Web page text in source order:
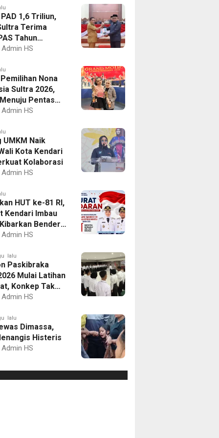
1,6 Triliun,
Terima
Tahun
2027
Admin HS
Nona
Sultra 2026,
Pentas
Admin HS
UMKM Naik
Kota Kendari
Kolaborasi
Admin HS
HUT ke-81 RI,
Kendari Imbau
Bendera
dan Gelar
Admin HS
lalu
Paskibraka
Mulai Latihan
Konkep Tak
Admin HS
lalu
Dimassa,
Histeris
Admin HS